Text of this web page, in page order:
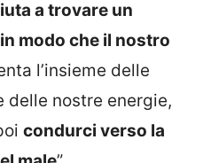
a trovare un
in modo che il nostro
l’insieme delle
delle nostre energie,
condurci verso la